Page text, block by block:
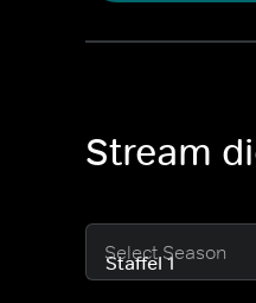
Stream
Select Season